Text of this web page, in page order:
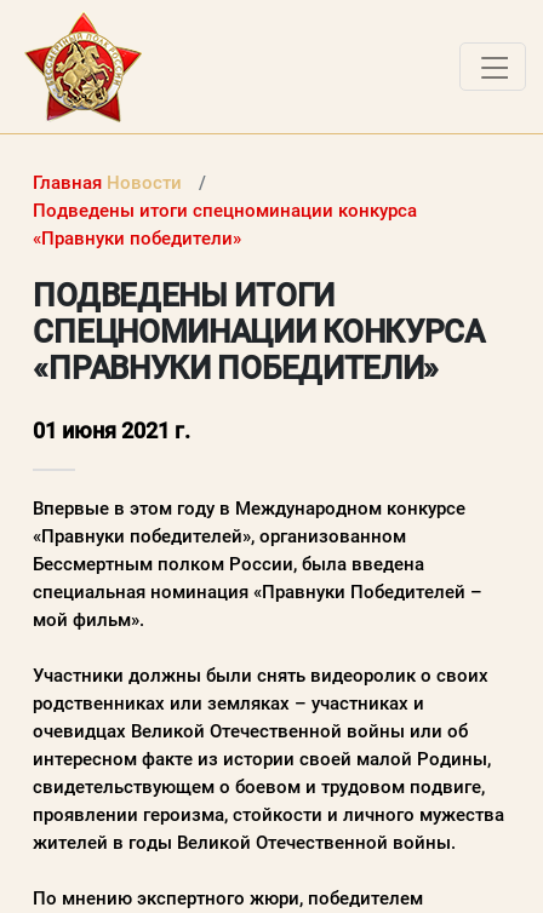
О ПРОЕКТЕ
РАБОТЫ ПОБЕДИТЕЛЕЙ
ВОПРОСЫ
Логин (электронная почта)
Пароль
политикой конфиденциальности
сайта
ВОЙТИ
Главная Новости
Подведены итоги спецноминации конкурса
«Правнуки победители»
ПОДВЕДЕНЫ ИТОГИ
СПЕЦНОМИНАЦИИ КОНКУРСА
«ПРАВНУКИ ПОБЕДИТЕЛИ»
01 июня 2021 г.
Впервые в этом году в Международном конкурсе
«Правнуки победителей», организованном
Бессмертным полком России, была введена
специальная номинация «Правнуки Победителей –
мой фильм».
Участники должны были снять видеоролик о своих
родственниках или земляках – участниках и
очевидцах Великой Отечественной войны или об
интересном факте из истории своей малой Родины,
свидетельствующем о боевом и трудовом подвиге,
проявлении героизма, стойкости и личного мужества
жителей в годы Великой Отечественной войны.
По мнению экспертного жюри, победителем